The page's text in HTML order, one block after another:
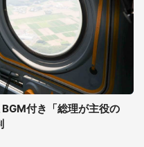
付き「総理が主役の